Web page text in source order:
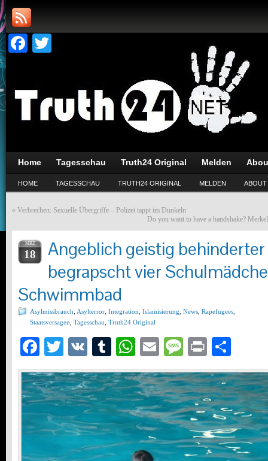
Facebook
Home Tagesschau Truth24 Original Melden
HOME TAGESSCHAU TRUTH24 ORIGINAL MELDEN ABOUT
« Verbrechen: Sexuelle Übergriffe – Polizei tappt im Dunkeln
Do you want to have a handshake?
MRZ
18
Angeblich geistig
begrapscht vier
Schwimmbad
Asylmissbrauch Asylterror Integration Islamisierung News Rapefugees
Staatsversagen Tagesschau Truth24 Original
Facebook
Twitter
VK Tumblr
WhatsApp
EmailMessage
Print